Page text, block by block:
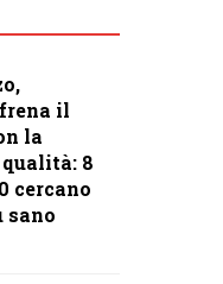
il
la
8
cercano
sano